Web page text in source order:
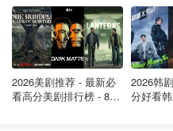
图片来自于Dylan
2026美剧推荐 - 最新必
看高分美剧排行榜 - 8月
2026韩
分好看